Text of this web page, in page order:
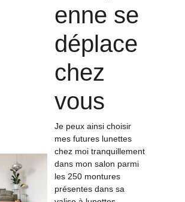
enne se
déplace
chez
vous
Je peux ainsi choisir
mes futures lunettes
chez moi tranquillement
dans mon salon parmi
les 250 montures
présentes dans sa